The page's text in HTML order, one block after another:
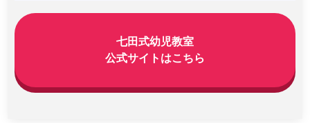
七田式幼児教室
公式サイトはこちら